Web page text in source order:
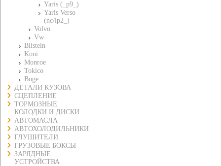
Yaris (_p9_)
Yaris Verso
(nc/lp2_)
Volvo
Vw
Bilstein
Koni
Monroe
Tokico
Boge
ДЕТАЛИ КУЗОВА
СЦЕПЛЕНИЕ
ТОРМОЗНЫЕ
КОЛОДКИ И ДИСКИ
АВТОМАСЛА
АВТОХОЛОДИЛЬНИКИ
ГЛУШИТЕЛИ
ГРУЗОВЫЕ БОКСЫ
ЗАРЯДНЫЕ
УСТРОЙСТВА